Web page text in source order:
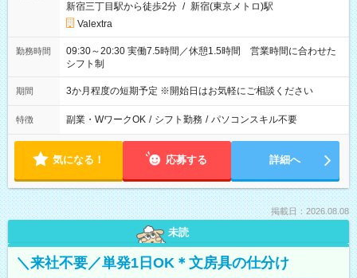
新宿三丁目駅から徒歩2分 / 新宿(東京メトロ)駅
Valextra
勤務時間
09:30～20:30 実働7.5時間／休憩1.5時間 営業時間に合わせた
シフト制
期間 3か月程度の短期予定 ※開始日はお気軽にご相談ください
特徴 副業・WワークOK / シフト勤務 / パソコンスキル不要
気になる！ 応募する 詳細へ
掲載日：2026.08.08
未読
＼来社不要／単発1日OK＊文房具の仕分け